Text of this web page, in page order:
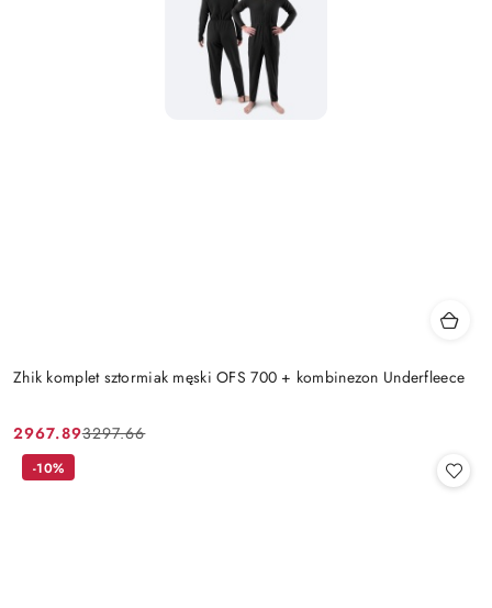
Zhik komplet sztormiak męski OFS 700 + kombinezon Underfleece
Cena
promocyjna:
2967.89
Cena
przed
3297.66
-10%